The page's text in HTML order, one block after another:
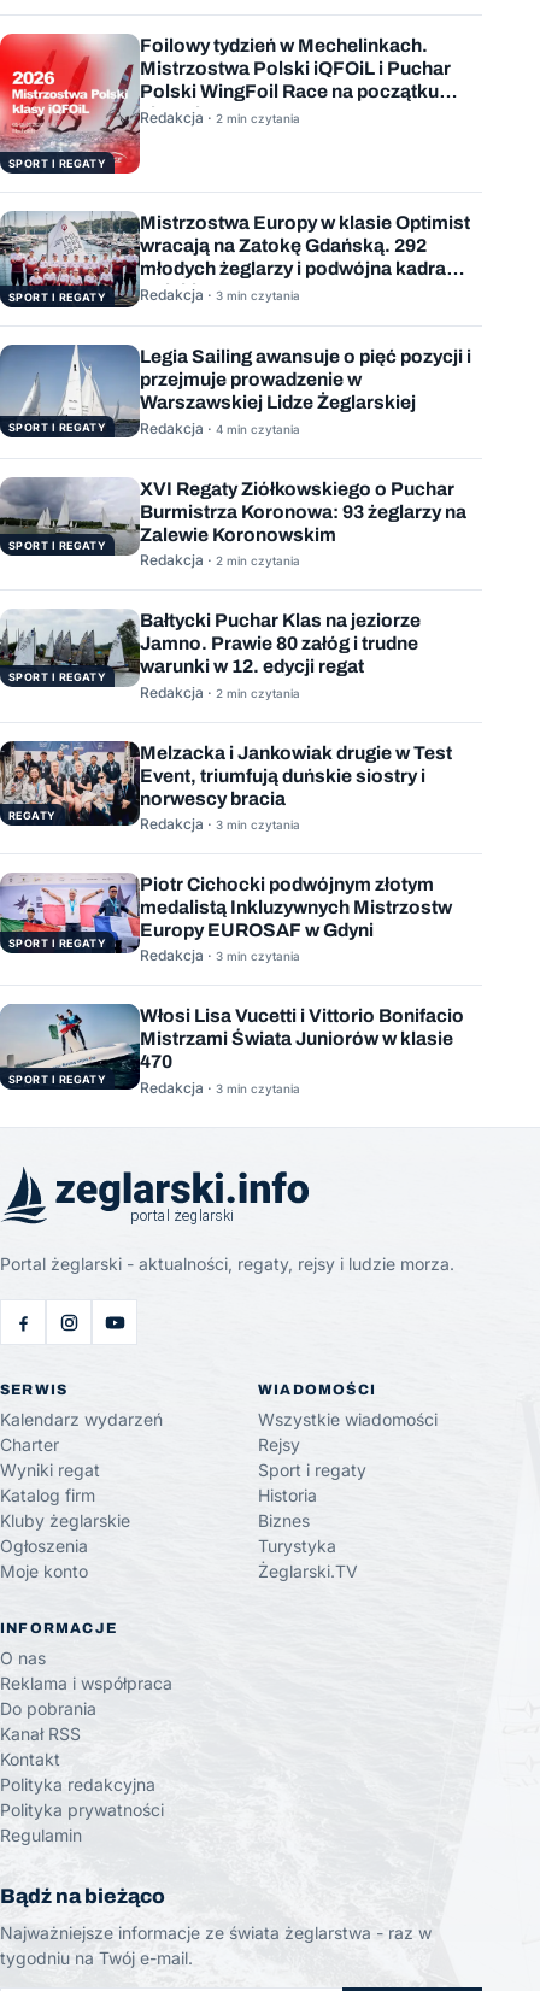
SPORT I REGATY
Foilowy tydzień w Mechelinkach.
Mistrzostwa Polski iQFOiL i Puchar
Polski WingFoil Race na początku
sierpnia
Redakcja · 2 min czytania
SPORT I REGATY
Mistrzostwa Europy w klasie Optimist
wracają na Zatokę Gdańską. 292
młodych żeglarzy i podwójna kadra
Polski
Redakcja · 3 min czytania
SPORT I REGATY
Legia Sailing awansuje o pięć pozycji i
przejmuje prowadzenie w
Warszawskiej Lidze Żeglarskiej
Redakcja · 4 min czytania
SPORT I REGATY
XVI Regaty Ziółkowskiego o Puchar
Burmistrza Koronowa: 93 żeglarzy na
Zalewie Koronowskim
Redakcja · 2 min czytania
SPORT I REGATY
Bałtycki Puchar Klas na jeziorze
Jamno. Prawie 80 załóg i trudne
warunki w 12. edycji regat
Redakcja · 2 min czytania
REGATY
Melzacka i Jankowiak drugie w Test
Event, triumfują duńskie siostry i
norwescy bracia
Redakcja · 3 min czytania
SPORT I REGATY
Piotr Cichocki podwójnym złotym
medalistą Inkluzywnych Mistrzostw
Europy EUROSAF w Gdyni
Redakcja · 3 min czytania
SPORT I REGATY
Włosi Lisa Vucetti i Vittorio Bonifacio
Mistrzami Świata Juniorów w klasie
470
Redakcja · 3 min czytania
Portal żeglarski - aktualności, regaty, rejsy i ludzie morza.
SERWIS
Kalendarz wydarzeń
Charter
Wyniki regat
Katalog firm
Kluby żeglarskie
Ogłoszenia
Moje konto
WIADOMOŚCI
Wszystkie wiadomości
Rejsy
Sport i regaty
Historia
Biznes
Turystyka
Żeglarski.TV
INFORMACJE
O nas
Reklama i współpraca
Do pobrania
Kanał RSS
Kontakt
Polityka redakcyjna
Polityka prywatności
Regulamin
Bądź na bieżąco
Najważniejsze informacje ze świata żeglarstwa - raz w
tygodniu na Twój e-mail.